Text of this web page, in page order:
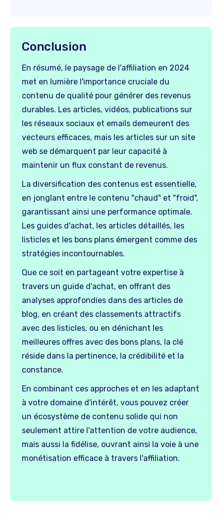
Conclusion
En résumé, le paysage de l'affiliation en 2024
met en lumière l'importance cruciale du
contenu de qualité pour générer des revenus
durables. Les articles, vidéos, publications sur
les réseaux sociaux et emails demeurent des
vecteurs efficaces, mais les articles sur un site
web se démarquent par leur capacité à
maintenir un flux constant de revenus.
La diversification des contenus est essentielle,
en jonglant entre le contenu "chaud" et "froid",
garantissant ainsi une performance optimale.
Les guides d'achat, les articles détaillés, les
listicles et les bons plans émergent comme des
stratégies incontournables.
Que ce soit en partageant votre expertise à
travers un guide d'achat, en offrant des
analyses approfondies dans des articles de
blog, en créant des classements attractifs
avec des listicles, ou en dénichant les
meilleures offres avec des bons plans, la clé
réside dans la pertinence, la crédibilité et la
constance.
En combinant ces approches et en les adaptant
à votre domaine d'intérêt, vous pouvez créer
un écosystème de contenu solide qui non
seulement attire l'attention de votre audience,
mais aussi la fidélise, ouvrant ainsi la voie à une
monétisation efficace à travers l'affiliation.